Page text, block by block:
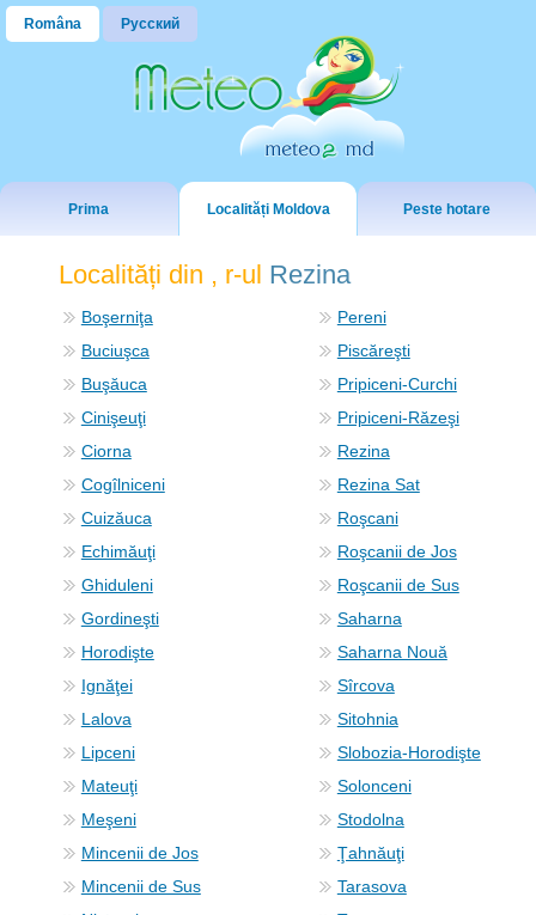
Româna Русский
Prima Localități Moldova Peste hotare
Localități din , r-ul Rezina
Boşerniţa
Buciuşca
Buşăuca
Cinişeuţi
Ciorna
Cogîlniceni
Cuizăuca
Echimăuţi
Ghiduleni
Gordineşti
Horodişte
Ignăţei
Lalova
Lipceni
Mateuţi
Meşeni
Mincenii de Jos
Mincenii de Sus
Pereni
Piscăreşti
Pripiceni-Curchi
Pripiceni-Răzeşi
Rezina
Rezina Sat
Roşcani
Roşcanii de Jos
Roşcanii de Sus
Saharna
Saharna Nouă
Sîrcova
Sitohnia
Slobozia-Horodişte
Solonceni
Stodolna
Ţahnăuţi
Tarasova